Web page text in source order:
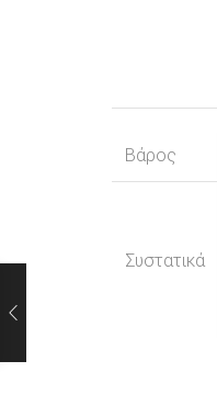
Βάρος
Συστατικά